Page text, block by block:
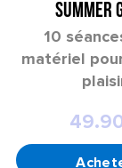
SUMMER
10
matériel